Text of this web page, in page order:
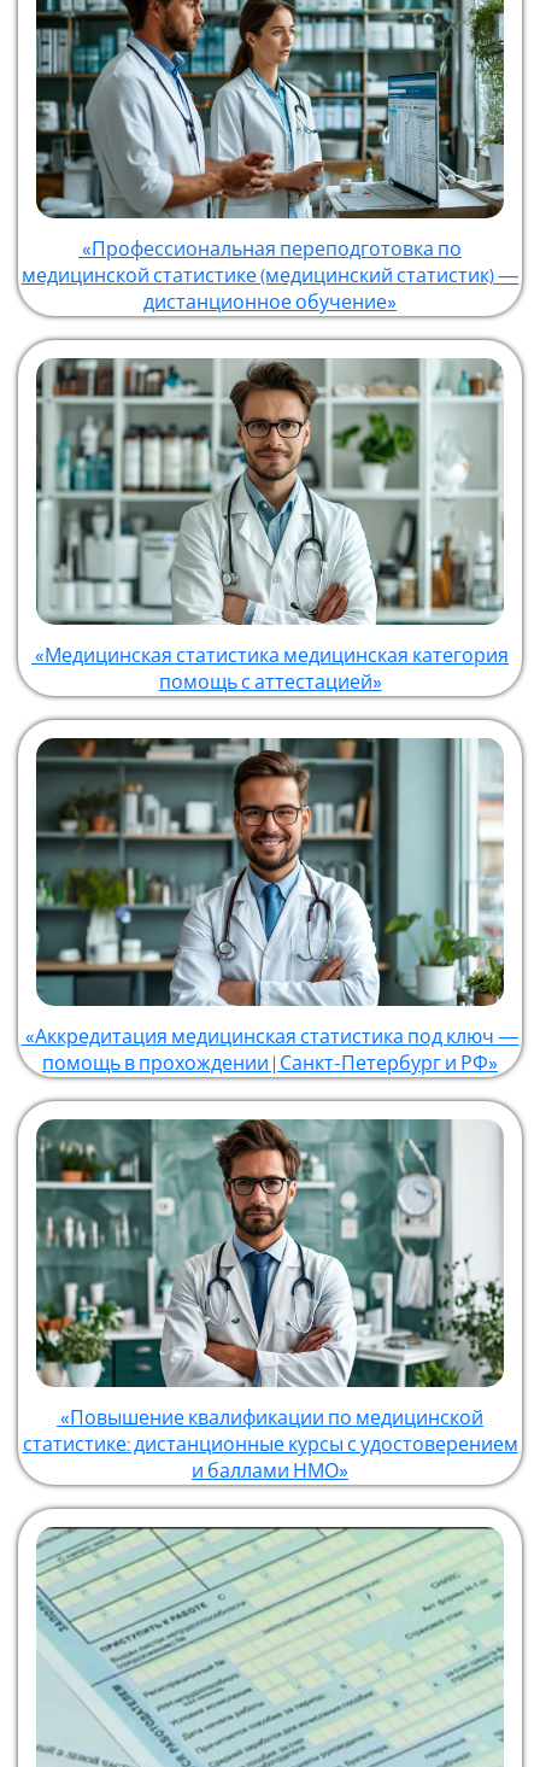
«Профессиональная переподготовка по
медицинской статистике (медицинский статистик) —
дистанционное обучение»
«Медицинская статистика медицинская категория
помощь с аттестацией»
«Аккредитация медицинская статистика под ключ —
помощь в прохождении | Санкт-Петербург и РФ»
«Повышение квалификации по медицинской
статистике: дистанционные курсы с удостоверением
и баллами НМО»